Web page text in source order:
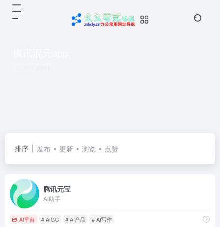
排序 发布 更新 浏览 点赞
腾讯元宝
AI助手
AI平台 # AIGC # AI产品 # AI写作